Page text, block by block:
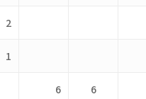
2
1
6 6